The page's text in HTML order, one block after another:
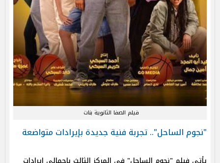
فيلم الصفا الثانوية بنات
"نجوم الساحل".. تجربة فنية جديدة بإيرادات متواضعة